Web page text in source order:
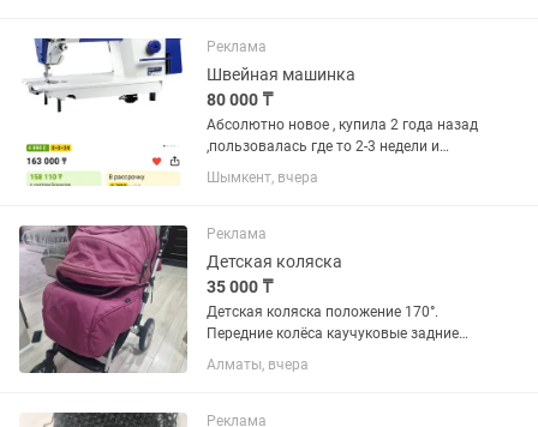
Реклама
Швейная машинка
80 000 ₸
Абсолютно новое , купила 2 года назад
,пользовалась где то 2-3 недели и
сразу переехала в другой город.
Машина в Шымкенте , дома.
Шымкент, вчера
Реклама
Детская коляска
35 000 ₸
Детская коляска положение 170°.
Передние колёса каучуковые задние
надувные резиновые. Ремни
безопасности. Бампер. Утепляемая.
зимний комплект входит конверт,
Алматы, вчера
Реклама